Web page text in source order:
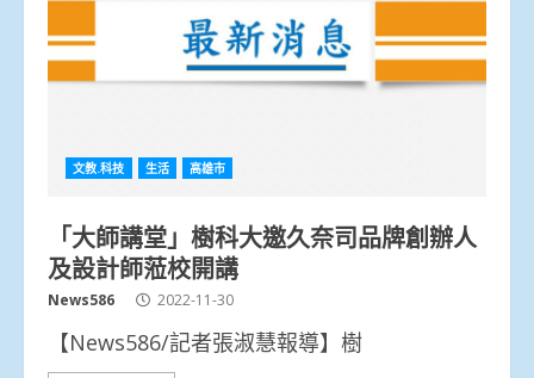
文教.科技 生活 高雄市
「大師講堂」樹科大邀久奈司品牌創辦人
及設計師蒞校開講
News586 2022-11-30
【News586/記者張淑慧報導】樹